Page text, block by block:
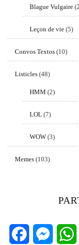
Blague Vulgaire
Leçon de vie (5)
Convos Textos (10)
Listicles (48)
HMM (2)
LOL (7)
WOW (3)
Memes (103)